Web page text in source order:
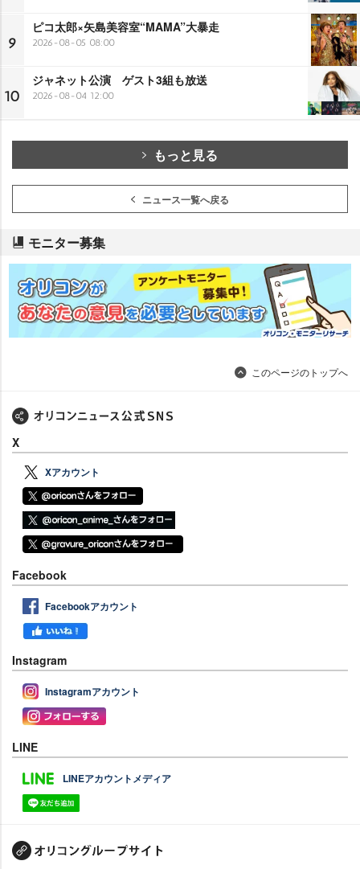
9
ピコ太郎×矢島美容室“MAMA”大暴走
2026-08-05 08:00
10
ジャネット公演 ゲスト3組も放送
2026-08-04 12:00
もっと見る
ニュース一覧へ戻る
モニター募集
このページのトップへ
X
Xアカウント
Facebook
Facebookアカウント
Instagram
Instagramアカウント
LINE
LINEアカウントメディア